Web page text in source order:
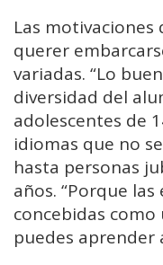
Las motivaciones
querer
variadas. “Lo
diversidad del
adolescentes de
idiomas que no
hasta personas
años. “Porque
concebidas
puedes aprender